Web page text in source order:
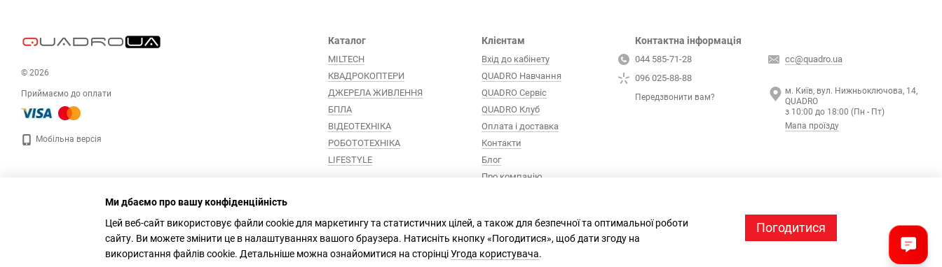
© 2026
Приймаємо до оплати
Мобільна версія
Каталог
MILTECH
КВАДРОКОПТЕРИ
ДЖЕРЕЛА ЖИВЛЕННЯ
БПЛА
ВІДЕОТЕХНІКА
РОБОТОТЕХНІКА
LIFESTYLE
Клієнтам
Вхід до кабінету
QUADRO Навчання
QUADRO Сервіc
QUADRO Клуб
Оплата і доставка
Контакти
Блог
Про компанію
Контактна інформація
044 585-71-28
096 025-88-88
Передзвонити вам?
cc@quadro.ua
м. Київ, вул. Нижньоключова, 14,
QUADRO
з 10:00 до 18:00 (Пн - Пт)
Мапа проїзду
Ми дбаємо про вашу конфіденційність
Цей веб-сайт використовує файли cookie для маркетингу та статистичних цілей, а також для безпечної та оптимальної роботи
сайту. Ви можете змінити це в налаштуваннях вашого браузера. Натисніть кнопку «Погодитися», щоб дати згоду на
використання файлів cookie. Детальніше можна ознайомитися на сторінціУгода користувача.
Погодитися